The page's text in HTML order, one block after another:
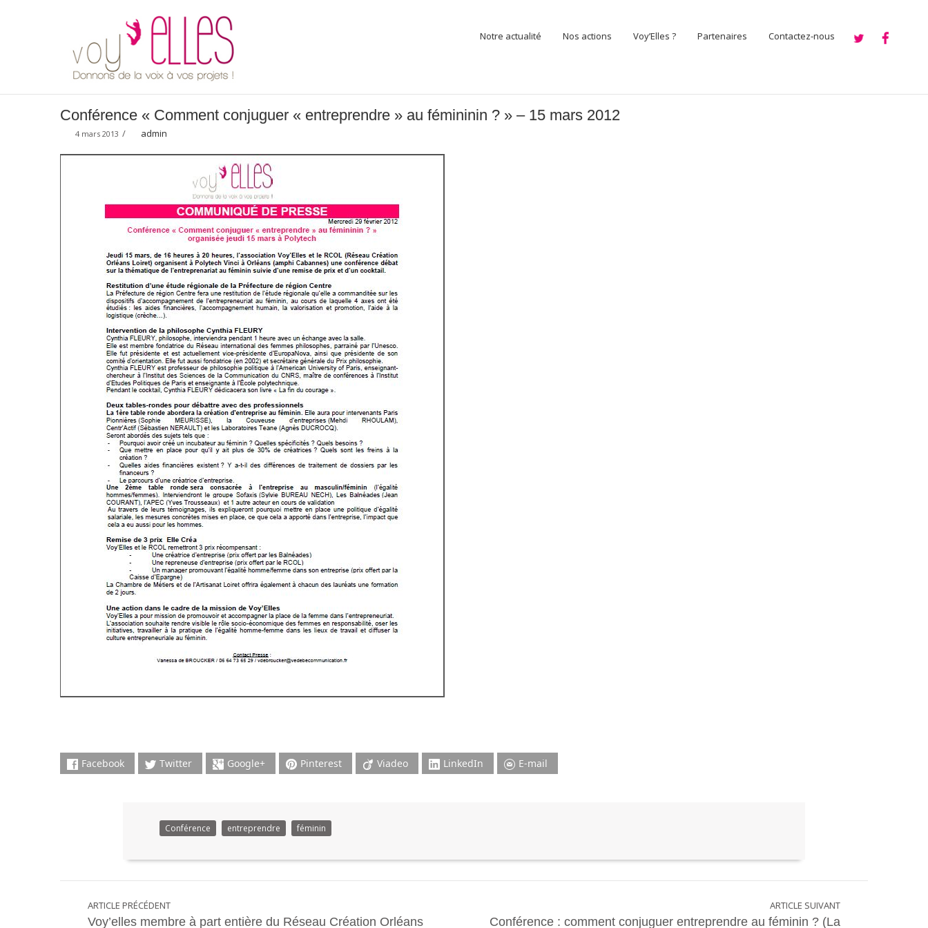
Notre actualité Nos actions Voy’Elles ? Partenaires Contactez-nous
Conférence « Comment conjuguer « entreprendre » au fémininin ? » – 15 mars 2012
4 mars 2013 / admin
Facebook Twitter Google+ Pinterest Viadeo LinkedIn E-mail
Conférence entreprendre féminin
ARTICLE PRÉCÉDENT
Voy’elles membre à part entière du Réseau Création Orléans
ARTICLE SUIVANT
Conférence : comment conjuguer entreprendre au féminin ? (La